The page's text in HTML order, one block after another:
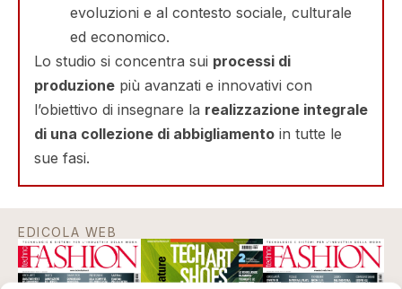
evoluzioni e al contesto sociale, culturale
ed economico.
Lo studio si concentra sui processi di
produzione più avanzati e innovativi con
l’obiettivo di insegnare la realizzazione integrale
di una collezione di abbigliamento in tutte le
sue fasi.
EDICOLA WEB